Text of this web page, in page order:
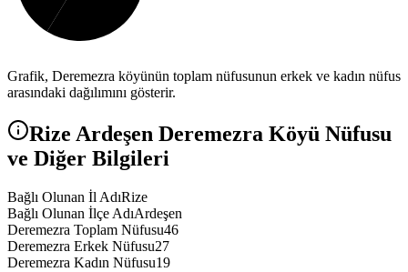
Grafik, Deremezra köyünün toplam nüfusunun erkek ve kadın nüfus
arasındaki dağılımını gösterir.
Rize Ardeşen Deremezra Köyü Nüfusu
ve Diğer Bilgileri
Bağlı Olunan İl AdıRize
Bağlı Olunan İlçe AdıArdeşen
Deremezra Toplam Nüfusu46
Deremezra Erkek Nüfusu27
Deremezra Kadın Nüfusu19